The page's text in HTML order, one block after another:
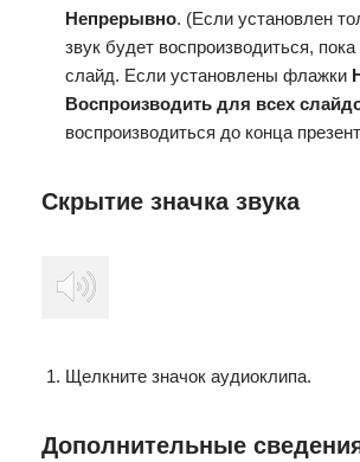
Непрерывно. (Если установлен
звук будет воспроизводиться,
слайд. Если установлены флажки
Воспроизводить для всех
воспроизводиться до конца
Скрытие значка звука
Щелкните значок аудиоклипа.
Дополнительные